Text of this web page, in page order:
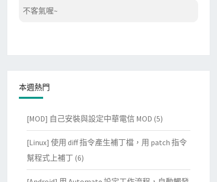
不客氣喔~
本週熱門
[MOD] 自己安裝與設定中華電信 MOD (5)
[Linux] 使用 diff 指令產生補丁檔，用 patch 指令
幫程式上補丁 (6)